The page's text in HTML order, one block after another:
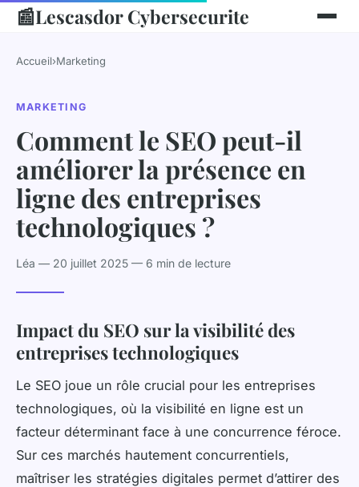
📰Lescasdor Cybersecurite
Accueil›Marketing
MARKETING
Comment le SEO peut-il
améliorer la présence en
ligne des entreprises
technologiques ?
Léa — 20 juillet 2025 — 6 min de lecture
Impact du SEO sur la visibilité des
entreprises technologiques
Le SEO joue un rôle crucial pour les entreprises
technologiques, où la visibilité en ligne est un
facteur déterminant face à une concurrence féroce.
Sur ces marchés hautement concurrentiels,
maîtriser les stratégies digitales permet d’attirer des